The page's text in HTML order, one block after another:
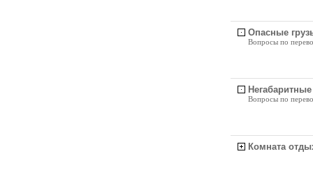
Опасные
Вопросы по
Вопросы по
Комната